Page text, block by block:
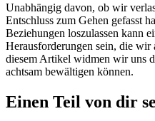
Unabhängig davon, ob wir
Entschluss zum Gehen gefasst
Beziehungen loszulassen kann
Herausforderungen sein, die wir
diesem Artikel widmen wir uns
achtsam bewältigen können.
Einen Teil von dir